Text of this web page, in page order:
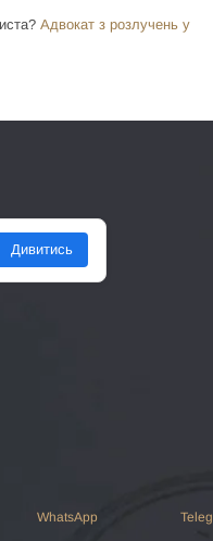
Адвокат з розлучень у
Дивитись
WhatsApp